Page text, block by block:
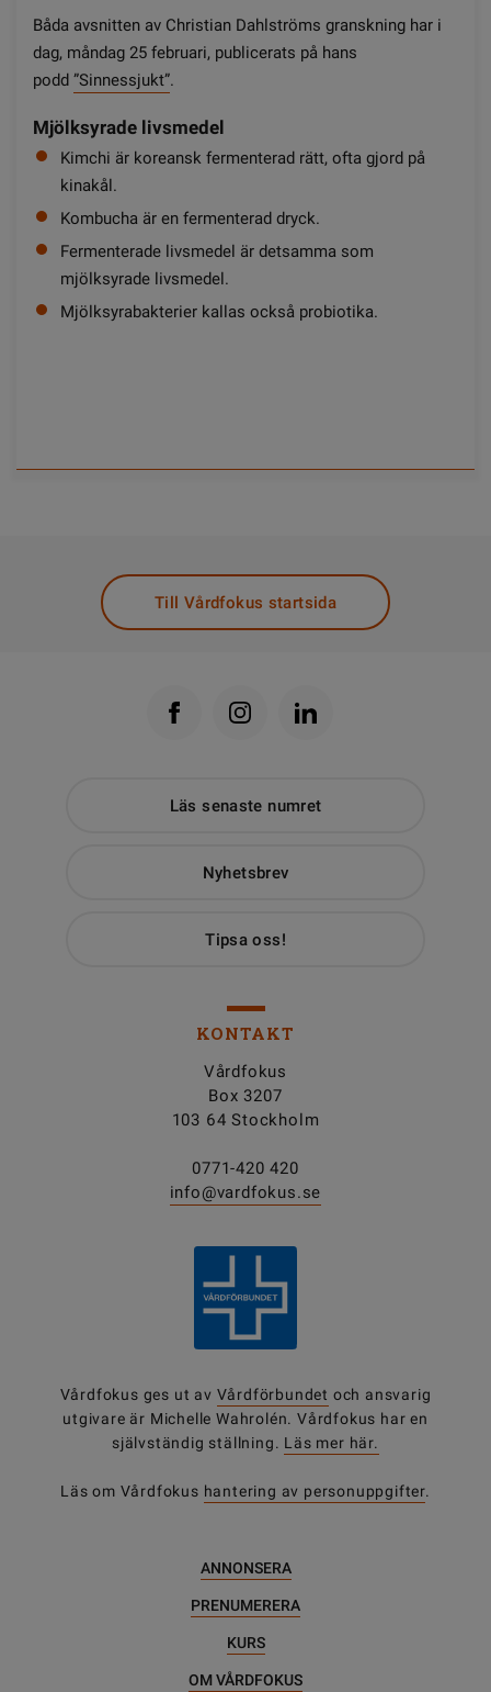
Båda avsnitten av Christian Dahlströms granskning har i
dag, måndag 25 februari, publicerats på hans
podd ”Sinnessjukt”.
Mjölksyrade livsmedel
Kimchi är koreansk fermenterad rätt, ofta gjord på
kinakål.
Kombucha är en fermenterad dryck.
Fermenterade livsmedel är detsamma som
mjölksyrade livsmedel.
Mjölksyrabakterier kallas också probiotika.
Till Vårdfokus startsida
Läs senaste numret
Nyhetsbrev
Tipsa oss!
KONTAKT
Vårdfokus
Box 3207
103 64 Stockholm
0771-420 420
info@vardfokus.se
Vårdfokus ges ut av Vårdförbundet och ansvarig
utgivare är Michelle Wahrolén. Vårdfokus har en
självständig ställning. Läs mer här.
Läs om Vårdfokus hantering av personuppgifter.
ANNONSERA
PRENUMERERA
KURS
OM VÅRDFOKUS